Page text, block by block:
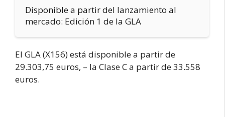
Disponible a partir del lanzamiento al
mercado: Edición 1 de la GLA
El GLA (X156) está disponible a partir de
29.303,75 euros, – la Clase C a partir de 33.558
euros.